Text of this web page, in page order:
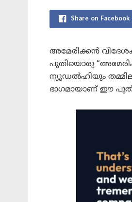
Share on Facebook
അമേരിക്കൻ
പുതിയൊരു
ന്യൂഡൽഹിയും
ഭാഗമായാണ് ഈ